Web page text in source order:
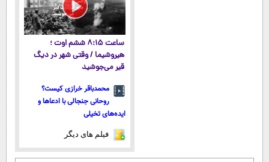
ساعت ۸:۱۵ ششم اوت ؛
هیروشیما / وقتی شهر در دیگ
قیر می‌جوشید
محمدباقر خرازی کیست؟
روحانی جنجالی با ادعاها و
ایده‌های تخیلی
فیلم های دیگر